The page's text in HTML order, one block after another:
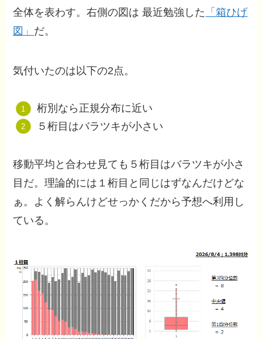
全体を表わす。右側の図は 最近勉強した 「箱ひげ
図」 だ。
気付いたのは以下の2点。
桁別なら正規分布に近い
５桁目はバラツキが小さい
移動平均と合わせ見ても５桁目はバラツキが小さ
目だ。理論的には１桁目と同じはずなんだけどな
ぁ。よく解らんけどせっかくだから予想へ利用し
ている。